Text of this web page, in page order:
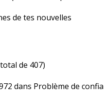
de tes nouvelles
de 407)
dans Problème de